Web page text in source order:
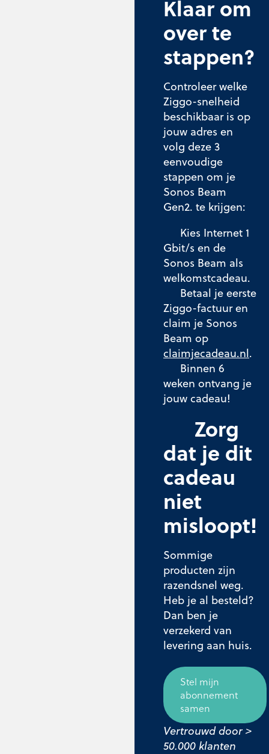
Klaar om
over te
stappen?
Controleer welke
Ziggo-snelheid
beschikbaar is op
jouw adres en
volg deze 3
eenvoudige
stappen om je
Sonos Beam
Gen2. te krijgen:
Kies Internet 1
Gbit/s en de
Sonos Beam als
welkomstcadeau.
Betaal je eerste
Ziggo-factuur en
claim je Sonos
Beam op
claimjecadeau.nl.
Binnen 6
weken ontvang je
jouw cadeau!
Zorg
dat je dit
cadeau
niet
misloopt!
Sommige
producten zijn
razendsnel weg.
Heb je al besteld?
Dan ben je
verzekerd van
levering aan huis.
Stel mijn
abonnement
samen
Vertrouwd door >
50.000 klanten